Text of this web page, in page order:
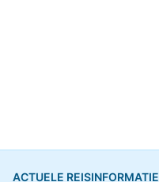
ACTUELE REISINFORMATIE